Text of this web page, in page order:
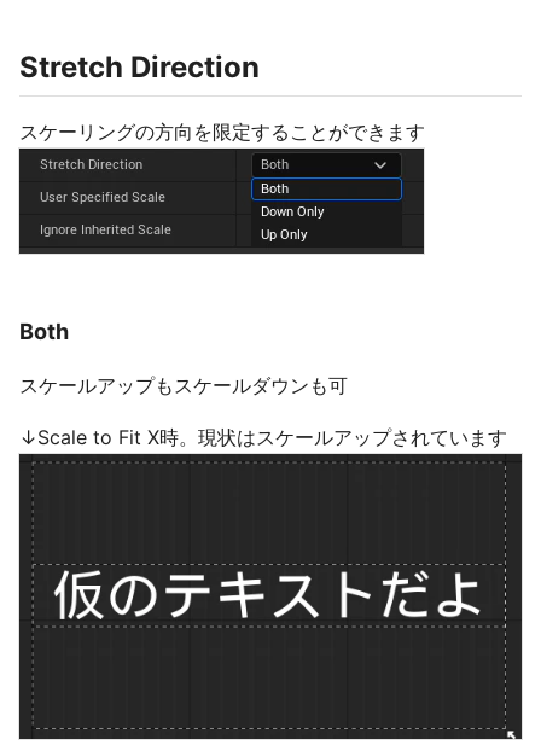
Stretch Direction
スケーリングの方向を限定することができます
Both
スケールアップもスケールダウンも可
↓Scale to Fit X時。現状はスケールアップされています